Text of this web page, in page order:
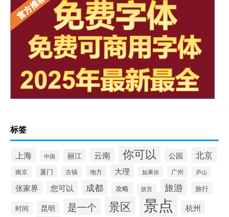
标签
上海 中国 丽江 云南 你可以 公园 北京
南京 厦门 古镇 地方 大理 如果你 广州 庐山
张家界 您可以 成都 攻略 故宫 旅游 旅行
时间 昆明 是一个 景区 景点 杭州